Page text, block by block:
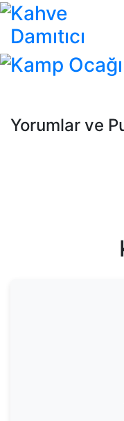
Kahve
Damıtıcı
Kamp Ocağı
Yorumlar ve